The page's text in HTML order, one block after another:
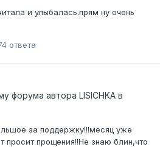
и улыбалась.прям ну очень
ответа
форума автора LISICHKA в
за поддержку!!!месяц уже
просит прощения!!Не знаю блин,что